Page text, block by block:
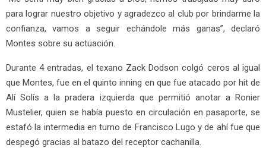
para lograr nuestro objetivo y agradezco al club por brindarme la
confianza, vamos a seguir echándole más ganas”, declaró
Montes sobre su actuación.
Durante 4 entradas, el texano Zack Dodson colgó ceros al igual
que Montes, fue en el quinto inning en que fue atacado por hit de
Alí Solís a la pradera izquierda que permitió anotar a Ronier
Mustelier, quien se había puesto en circulación en pasaporte, se
estafó la intermedia en turno de Francisco Lugo y de ahí fue que
despegó gracias al batazo del receptor cachanilla.